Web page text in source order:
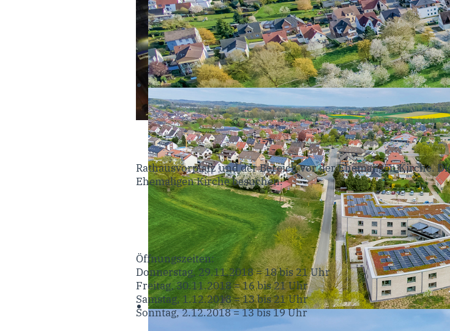
Rathausvorplatz und der Bereich vor der Ehemaligen Kirche.
Ehemaligen Kirche besuchen.
Öffnungszeiten:
Donnerstag, 29.11.2018 = 18 bis 21 Uhr
Freitag, 30.11.2018 = 16 bis 21 Uhr
Samstag, 1.12.2018 = 13 bis 21 Uhr
Sonntag, 2.12.2018 = 13 bis 19 Uhr